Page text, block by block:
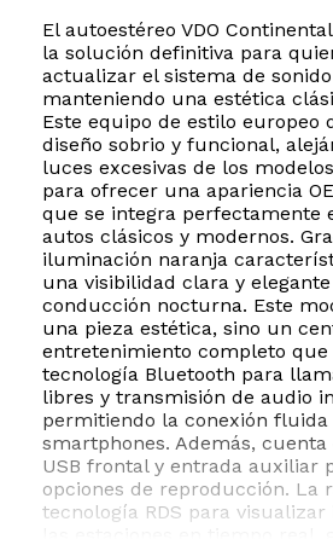
El autoestéreo VDO Continental
la solución definitiva para
actualizar el sistema de
manteniendo una estética
Este equipo de estilo europeo
diseño sobrio y funcional,
luces excesivas de los
para ofrecer una apariencia
que se integra perfectamente
autos clásicos y modernos.
iluminación naranja
una visibilidad clara y
conducción nocturna. Este
una pieza estética, sino un
entretenimiento completo
tecnología Bluetooth para
libres y transmisión de audio
permitiendo la conexión fluida
smartphones. Además,
USB frontal y entrada auxiliar
opciones de reproducción. La
tecnología RDS para